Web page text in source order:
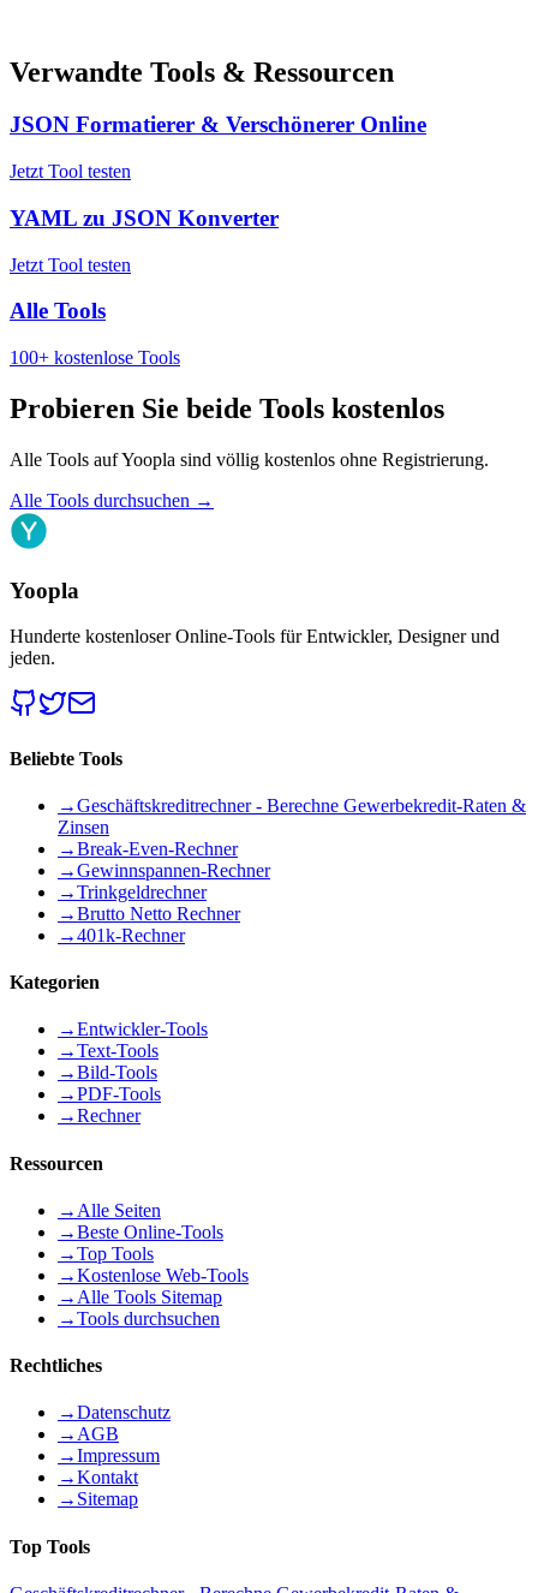
Verwandte Tools & Ressourcen
JSON Formatierer & Verschönerer Online
Jetzt Tool testen
YAML zu JSON Konverter
Jetzt Tool testen
Alle Tools
100+ kostenlose Tools
Probieren Sie beide Tools kostenlos
Alle Tools auf Yoopla sind völlig kostenlos ohne Registrierung.
Alle Tools durchsuchen →
Yoopla
Hunderte kostenloser Online-Tools für Entwickler, Designer und
jeden.
Beliebte Tools
→Geschäftskreditrechner - Berechne Gewerbekredit-Raten &
Zinsen
→Break-Even-Rechner
→Gewinnspannen-Rechner
→Trinkgeldrechner
→Brutto Netto Rechner
→401k-Rechner
Kategorien
→Entwickler-Tools
→Text-Tools
→Bild-Tools
→PDF-Tools
→Rechner
Ressourcen
→ Alle Seiten
→Beste Online-Tools
→Top Tools
→Kostenlose Web-Tools
→ Alle Tools Sitemap
→Tools durchsuchen
Rechtliches
→Datenschutz
→AGB
→Impressum
→Kontakt
→ Sitemap
Top Tools